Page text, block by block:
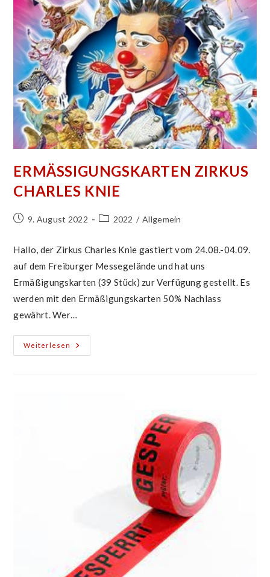
ERMÄSSIGUNGSKARTEN ZIRKUS C
HARLES KNIE
Beitrag9. August 2022
Beitrags-
2022 / Allgemein
Hallo, der Zirkus Charles Knie gastiert vom 24.08.-04.09.
auf dem Freiburger Messegelände und hat uns
Ermäßigungskarten (39 Stück) zur Verfügung gestellt. Es
werden mit den Ermäßigungskarten 50% Nachlass
gewährt. Wer…
Weiterlesen
Ermäßigungskarten
Zirkus